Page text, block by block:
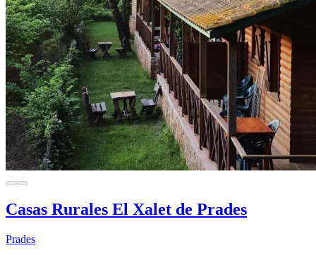
Casas Rurales El Xalet de Prades
Prades